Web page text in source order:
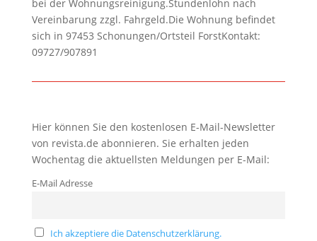
bei der Wohnungsreinigung.Stundenlohn nach
Vereinbarung zzgl. Fahrgeld.Die Wohnung befindet
sich in 97453 Schonungen/Ortsteil ForstKontakt:
09727/907891
Hier können Sie den kostenlosen E-Mail-Newsletter
von revista.de abonnieren. Sie erhalten jeden
Wochentag die aktuellsten Meldungen per E-Mail:
E-Mail Adresse
Ich akzeptiere die Datenschutzerklärung.